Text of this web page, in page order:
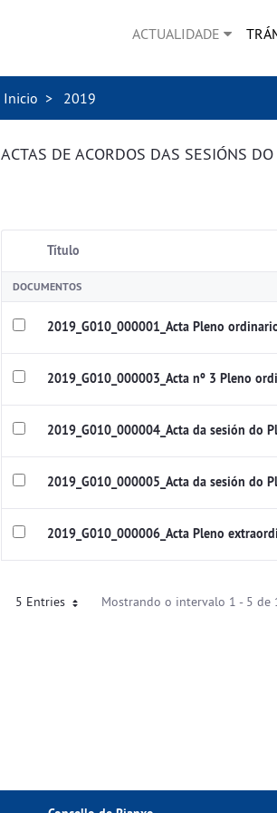
ACTUALIDADE
Inicio 2019
ACTAS DE ACORDOS DAS SESIÓNS
Título
DOCUMENTOS
2019_G010_000001_Acta Pleno
2019_G010_000003_Acta nº 3 Pleno
2019_G010_000004_Acta da sesión do
2019_G010_000005_Acta da sesión do
2019_G010_000006_Acta Pleno
5 Entries Mostrando o intervalo 1 - 5 de